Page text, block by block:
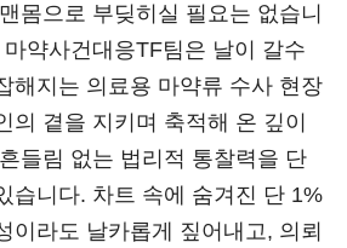
몸으로 부딪히실 필요는 없습니
약사건대응TF팀은 날이 갈수
해지는 의료용 마약류 수사 현장
의 곁을 지키며 축적해 온 깊이
들림 없는 법리적 통찰력을 단
습니다. 차트 속에 숨겨진 단 1%
이라도 날카롭게 짚어내고, 의뢰